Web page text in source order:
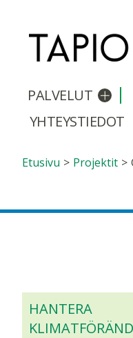
PALVELUT
YHTEYSTIEDOT
Etusivu > Projektit >
HANTERA